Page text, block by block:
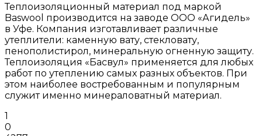
Теплоизоляционный материал под маркой
Baswool производится на заводе ООО «Агидель»
в Уфе. Компания изготавливает различные
утеплители: каменную вату, стекловату,
пенополистирол, минеральную огненную защиту.
Теплоизоляция «Басвул» применяется для любых
работ по утеплению самых разных объектов. При
этом наиболее востребованным и популярным
служит именно минераловатный материал.
1
0